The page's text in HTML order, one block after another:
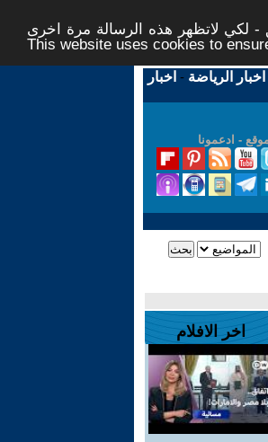
لكي لاتظهر هذه الرسالة مرة اخرى -
This website uses cookies to
اخبار الرياضة - اخبار
- ادعمونا
اخر الافلام